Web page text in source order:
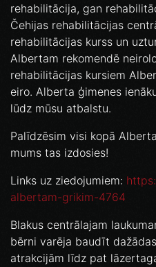
rehabilitācija, gan
Čehijas rehabilitācijas
rehabilitācijas kurss un
Albertam rekomendē
rehabilitācijas kursiem
eiro. Alberta ģimenes
lūdz mūsu atbalstu.
Palīdzēsim visi kopā
mums tas izdosies!
Links uz ziedojumiem:
albertam-grikim-4764
Blakus centrālajam
bērni varēja baudīt
atrakcijām līdz pat